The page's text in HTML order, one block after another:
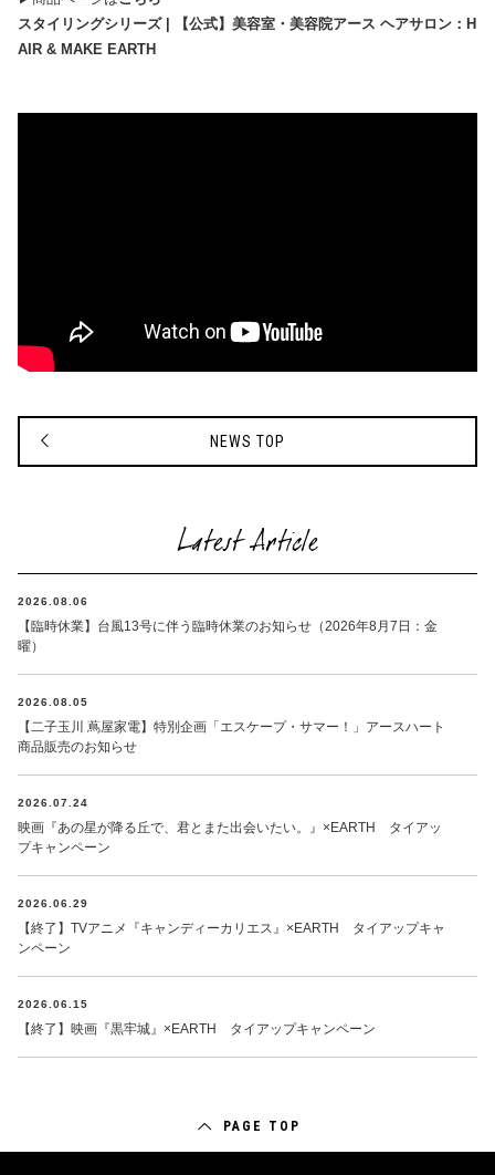
スタイリングシリーズ |
【公式】美容室・美容院アース ヘアサロン：H
AIR & MAKE EARTH
NEWS TOP
Latest Article
2026.08.06
【臨時休業】台風13号に伴う臨時休業のお知らせ（2026年8月7日：金
曜）
2026.08.05
【二子玉川 蔦屋家電】特別企画「エスケープ・サマー！」アースハート
商品販売のお知らせ
2026.07.24
映画『あの星が降る丘で、君とまた出会いたい。』×EARTH タイアッ
プキャンペーン
2026.06.29
【終了】TVアニメ『キャンディーカリエス』×EARTH タイアップキャ
ンペーン
2026.06.15
【終了】映画『黒牢城』×EARTH タイアップキャンペーン
PAGE TOP